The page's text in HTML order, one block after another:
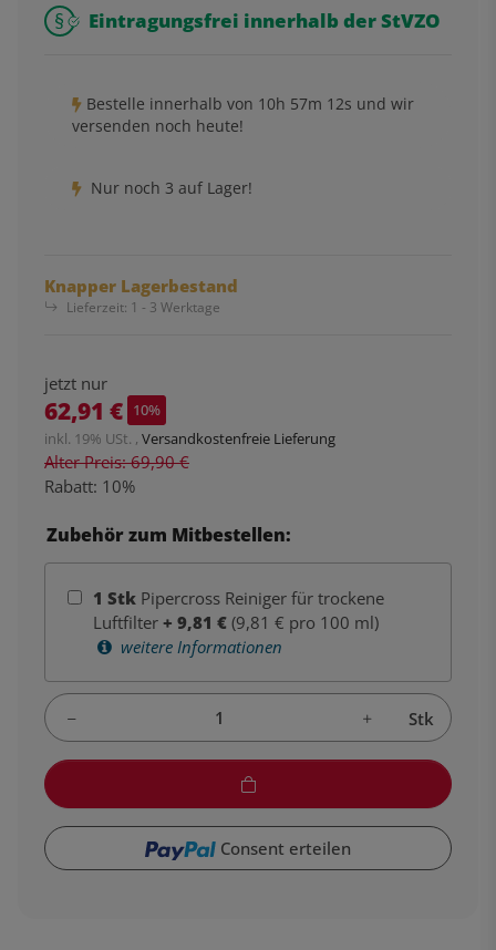
Eintragungsfrei innerhalb der StVZO
Bestelle innerhalb von 10h 57m 12s und wir
versenden noch heute!
Nur noch 3 auf Lager!
Knapper Lagerbestand
Lieferzeit: 1 - 3 Werktage
jetzt nur
62,91 € 10%
inkl. 19% USt. , Versandkostenfreie Lieferung
Alter Preis: 69,90 €
Rabatt: 10%
Zubehör zum Mitbestellen:
1 Stk Pipercross Reiniger für trockene
Luftfilter + 9,81 € (9,81 € pro 100 ml)
weitere Informationen
Stk
Consent erteilen